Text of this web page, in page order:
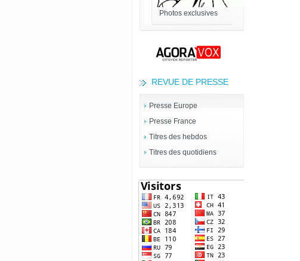
Photos exclusives
REVUE DE PRESSE
Presse Europe
Presse France
Titres des hebdos
Titres des quotidiens